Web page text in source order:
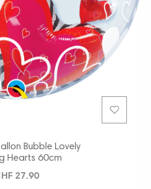
Bubble Lovely
Hearts 60cm
27.90